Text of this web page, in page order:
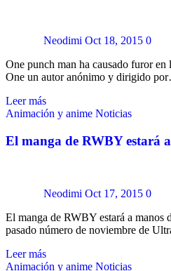
Neodimi Oct 18, 2015 0
One punch man ha causado furor en
One un autor anónimo y dirigido
Leer más
Animación y anime Noticias
El manga de RWBY estará
Neodimi Oct 17, 2015 0
El manga de RWBY estará a manos
pasado número de noviembre de
Leer más
Animación y anime Noticias